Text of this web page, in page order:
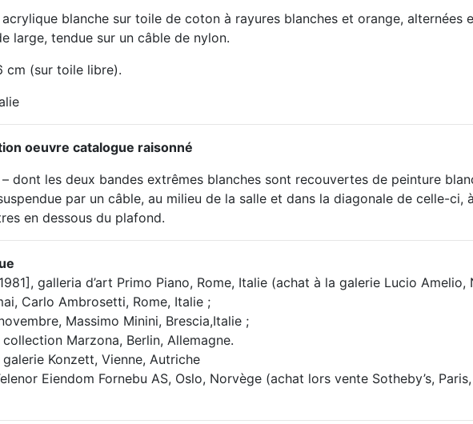
acrylique blanche sur toile de coton à rayures blanches et orange, alternées
large, tendue sur un câble de nylon.
cm (sur toile libre).
oeuvre catalogue raisonné
– dont les deux bandes extrêmes blanches sont recouvertes de peinture
par un câble, au milieu de la salle et dans la diagonale de celle-ci,
en dessous du plafond.
galleria d’art Primo Piano, Rome, Italie (achat à la galerie Lucio Amelio,
Carlo Ambrosetti, Rome, Italie ;
Massimo Minini, Brescia,Italie ;
Marzona, Berlin, Allemagne.
Konzett, Vienne, Autriche
Eiendom Fornebu AS, Oslo, Norvège (achat lors vente Sotheby’s,